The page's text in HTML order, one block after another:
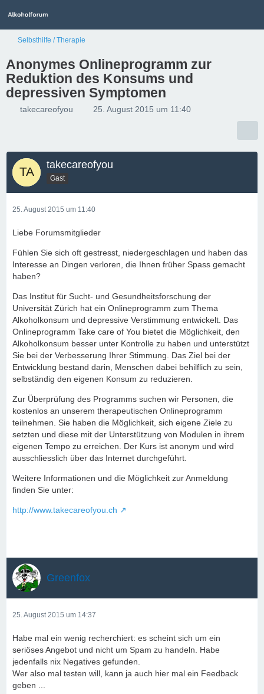
Selbsthilfe / Therapie
Anonymes Onlineprogramm zur
Reduktion des Konsums und
depressiven Symptomen
takecareofyou 25. August 2015 um 11:40
takecareofyou
Gast
25. August 2015 um 11:40
Liebe Forumsmitglieder
Fühlen Sie sich oft gestresst, niedergeschlagen und haben das
Interesse an Dingen verloren, die Ihnen früher Spass gemacht
haben?
Das Institut für Sucht- und Gesundheitsforschung der
Universität Zürich hat ein Onlineprogramm zum Thema
Alkoholkonsum und depressive Verstimmung entwickelt. Das
Onlineprogramm Take care of You bietet die Möglichkeit, den
Alkoholkonsum besser unter Kontrolle zu haben und unterstützt
Sie bei der Verbesserung Ihrer Stimmung. Das Ziel bei der
Entwicklung bestand darin, Menschen dabei behilflich zu sein,
selbständig den eigenen Konsum zu reduzieren.
Zur Überprüfung des Programms suchen wir Personen, die
kostenlos an unserem therapeutischen Onlineprogramm
teilnehmen. Sie haben die Möglichkeit, sich eigene Ziele zu
setzten und diese mit der Unterstützung von Modulen in ihrem
eigenen Tempo zu erreichen. Der Kurs ist anonym und wird
ausschliesslich über das Internet durchgeführt.
Weitere Informationen und die Möglichkeit zur Anmeldung
finden Sie unter:
http://www.takecareofyou.ch
Greenfox
25. August 2015 um 14:37
Habe mal ein wenig recherchiert: es scheint sich um ein
seriöses Angebot und nicht um Spam zu handeln. Habe
jedenfalls nix Negatives gefunden.
Wer also mal testen will, kann ja auch hier mal ein Feedback
geben ...